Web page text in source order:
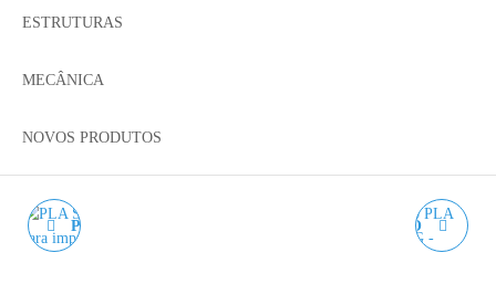
ESTRUTURAS
MECÂNICA
NOVOS PRODUTOS
PLA SILK STEEL BLUE PLA MATE CINZENTO